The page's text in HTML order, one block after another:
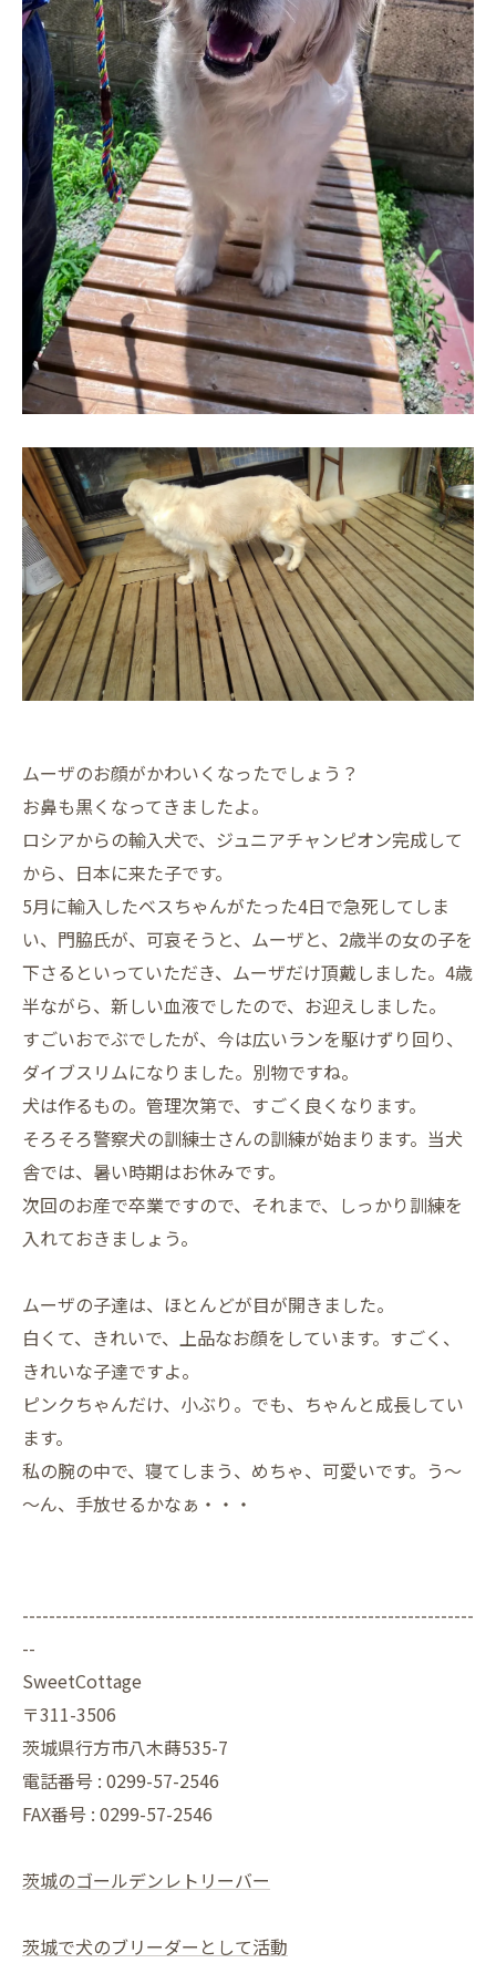
ムーザのお顔がかわいくなったでしょう？
お鼻も黒くなってきましたよ。
ロシアからの輸入犬で、ジュニアチャンピオン完成して
から、日本に来た子です。
5月に輸入したベスちゃんがたった4日で急死してしま
い、門脇氏が、可哀そうと、ムーザと、2歳半の女の子を
下さるといっていただき、ムーザだけ頂戴しました。4歳
半ながら、新しい血液でしたので、お迎えしました。
すごいおでぶでしたが、今は広いランを駆けずり回り、
ダイブスリムになりました。別物ですね。
犬は作るもの。管理次第で、すごく良くなります。
そろそろ警察犬の訓練士さんの訓練が始まります。当犬
舎では、暑い時期はお休みです。
次回のお産で卒業ですので、それまで、しっかり訓練を
入れておきましょう。
ムーザの子達は、ほとんどが目が開きました。
白くて、きれいで、上品なお顔をしています。すごく、
きれいな子達ですよ。
ピンクちゃんだけ、小ぶり。でも、ちゃんと成長してい
ます。
私の腕の中で、寝てしまう、めちゃ、可愛いです。う～
～ん、手放せるかなぁ・・・
--------------------------------------------------------------------
--
SweetCottage
〒311-3506
茨城県行方市八木蒔535-7
電話番号 : 0299-57-2546
FAX番号 : 0299-57-2546
茨城のゴールデンレトリーバー
茨城で犬のブリーダーとして活動